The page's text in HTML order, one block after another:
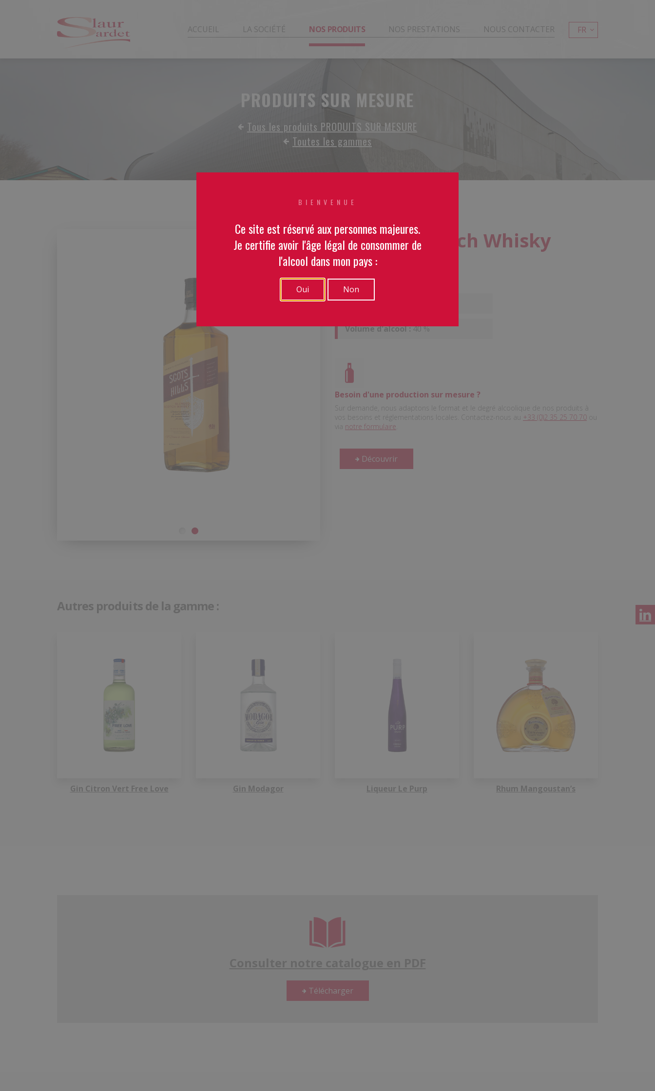
ACCUEIL LA SOCIÉTÉ NOS PRODUITS NOS PRESTATIONS NOUS CONTACTER FR
PRODUITS SUR MESURE
Tous les produits PRODUITS SUR MESURE
Toutes les gammes
Blended Scotch Whisky
Scots Hills
Centilisation :
Volume d'alcool :40 %
Besoin d'une production sur mesure ?
Sur demande, nous adaptons le format et le degré alcoolique de nos produits à
vos besoins et réglementations locales. Contactez-nous au +33 (0)2 35 25 70 70 ou
via notre formulaire
Découvrir
Autres produits de la gamme :
Gin Citron Vert Free Love Gin Modagor Liqueur Le Purp Rhum Mangoustan’s
Télécharger
BIENVENUE
Ce site est réservé aux personnes majeures.
Je certifie avoir l'âge légal de consommer de
l'alcool dans mon pays :
Oui Non